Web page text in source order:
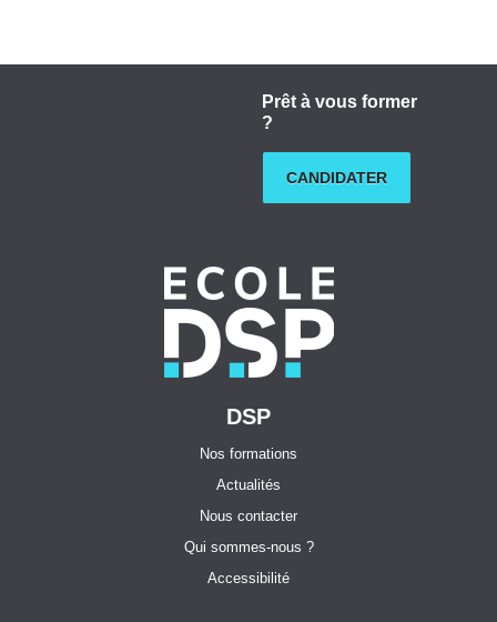
Prêt à vous former
?
CANDIDATER
DSP
Nos formations
Actualités
Nous contacter
Qui sommes-nous ?
Accessibilité